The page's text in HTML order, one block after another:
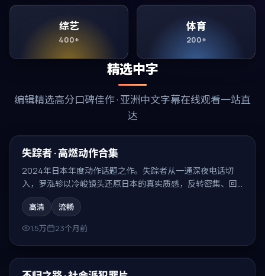
综艺
400+
体育
200+
精选中字
编辑精选高分口碑佳作 · 亚洲中文字幕在线观看一站直
达
精选
失踪者 · 高燃动作合集
2024年日本年度动作话题之作。失踪者从一通深夜电话切
入，罗泓轸以冷峻镜头还原日本的真实质感，反转密集、回
味无穷。
高清
流畅
1.5万
23个月前
精选